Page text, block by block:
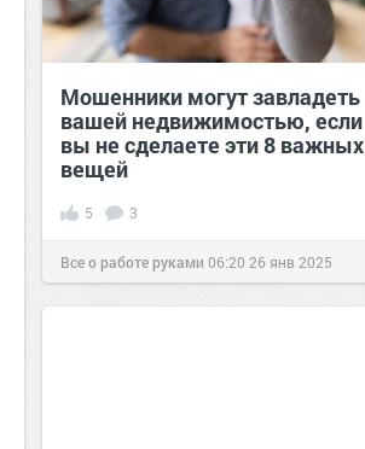
Мошенники могут завладеть
вашей недвижимостью, если
вы не сделаете эти 8 важных
вещей
5 3
Все о работе руками 06:20 26 янв 2025